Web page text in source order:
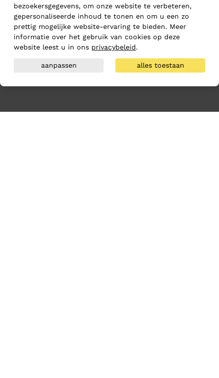
bezoekersgegevens, om onze website te verbeteren,
gepersonaliseerde inhoud te tonen en om u een zo
prettig mogelijke website-ervaring te bieden. Meer
informatie over het gebruik van cookies op deze
website leest u in ons privacybeleid.
aanpassen alles toestaan